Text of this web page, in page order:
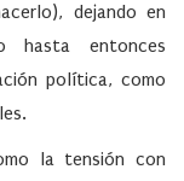
dejando en
hasta entonces
política, como
la tensión con